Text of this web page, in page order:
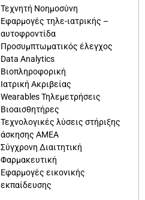
Τεχνητή Νοημοσύνη
Εφαρμογές τηλε-ιατρικής –
αυτοφροντίδα
Προσυμπτωματικός έλεγχος
Data Analytics
Βιοπληροφορική
Ιατρική Ακριβείας
Wearables Τηλεμετρήσεις
Βιοαισθητήρες
Τεχνολογικές λύσεις στήριξης
άσκησης ΑΜΕΑ
Σύγχρονη Διαιτητική
Φαρμακευτική
Εφαρμογές εικονικής
εκπαίδευσης